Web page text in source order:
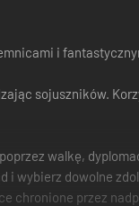
i
sojuszników.
walkę,
i wybierz dowolne
chronione przez